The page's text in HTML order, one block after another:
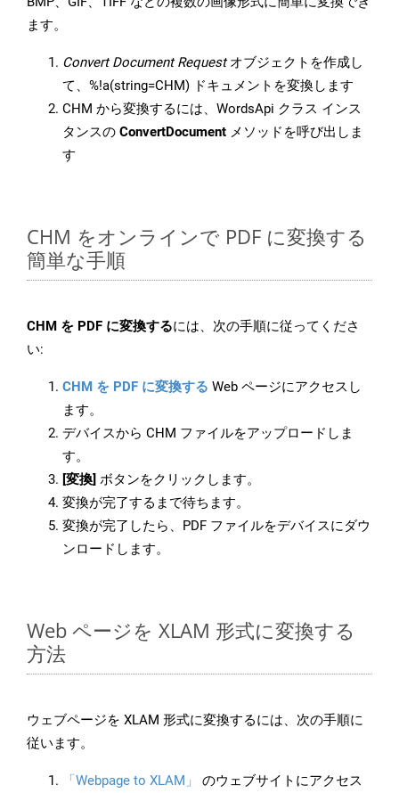
ます。
Convert Document Requestオブジェクトを作成し
て、%!a(string=CHM) ドキュメントを変換します
CHM から変換するには、WordsApi クラス インス
タンスの ConvertDocument メソッドを呼び出しま
す
CHM をオンラインで PDF に変換する
簡単な手順
CHM を PDF に変換するには、次の手順に従ってくださ
い:
CHM を PDF に変換する Web ページにアクセスし
ます。
デバイスから CHM ファイルをアップロードしま
す。
[変換] ボタンをクリックします。
変換が完了するまで待ちます。
変換が完了したら、PDF ファイルをデバイスにダウ
ンロードします。
Web ページを XLAM 形式に変換する
方法
ウェブページを XLAM 形式に変換するには、次の手順に
従います。
「Webpage to XLAM」
のウェブサイトにアクセス